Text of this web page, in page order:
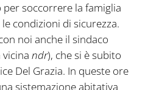
soccorrere la famiglia
condizioni di sicurezza.
noi anche il sindaco
ndr), che si è subito
Del Grazia. In queste ore
sistemazione abitativa